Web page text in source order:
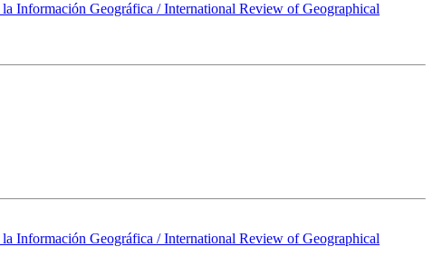
Información Geográfica / International Review of Geographical
Información Geográfica / International Review of Geographical